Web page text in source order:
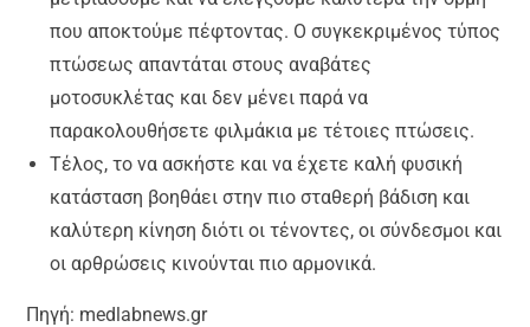
που αποκτούμε πέφτοντας. Ο συγκεκριμένος τύπος
πτώσεως απαντάται στουςαναβάτες
μοτοσυκλέτας και δεν μένει παρά να
παρακολουθήσετε φιλμάκια με τέτοιες πτώσεις.
Τέλος, το να ασκήστε και να έχετε καλή φυσική
κατάσταση βοηθάει στην πιο σταθερή βάδιση και
καλύτερη κίνηση διότι οι τένοντες, οι σύνδεσμοι και
οι αρθρώσεις κινούνται πιο αρμονικά.
Πηγή: medlabnews.gr